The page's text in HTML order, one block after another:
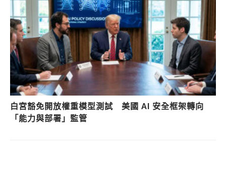
白宮豁免開放權重模型測試 美國 AI 安全框架轉向
「能力與部署」監管